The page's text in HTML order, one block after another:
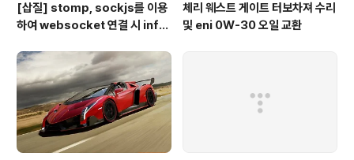
[삽질] stomp, sockjs를 이용
하여 websocket 연결 시 info
체리 웨스트 게이트 터보차져 수리
및 eni 0W-30 오일 교환